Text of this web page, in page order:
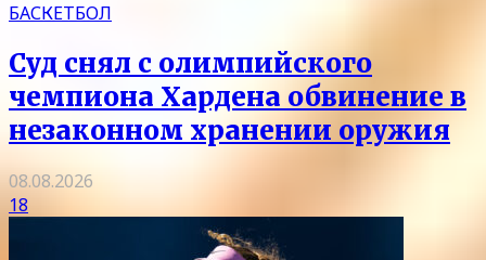
БАСКЕТБОЛ
Суд снял с олимпийского
чемпиона Хардена обвинение в
незаконном хранении оружия
08.08.2026
18